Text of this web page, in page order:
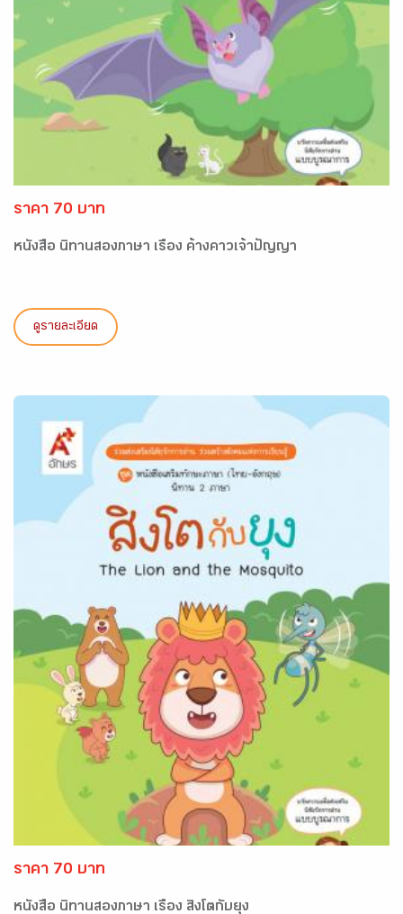
ราคา 70 บาท
หนังสือ นิทานสองภาษา เรื่อง ค้างคาวเจ้าปัญญา
ดูรายละเอียด
ราคา 70 บาท
หนังสือ นิทานสองภาษา เรื่อง สิงโตกับยุง